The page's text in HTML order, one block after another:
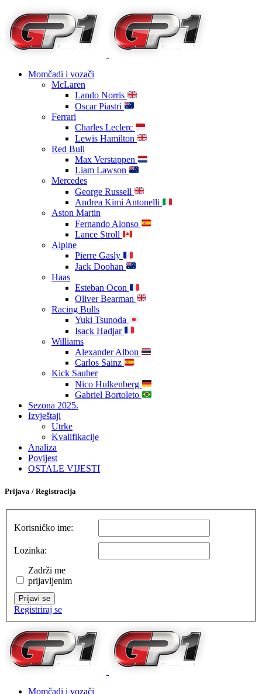
Momčadi i vozači
McLaren
Lando Norris
Oscar Piastri
Ferrari
Charles Leclerc
Lewis Hamilton
Red Bull
Max Verstappen
Liam Lawson
Mercedes
George Russell
Andrea Kimi Antonelli
Aston Martin
Fernando Alonso
Lance Stroll
Alpine
Pierre Gasly
Jack Doohan
Haas
Esteban Ocon
Oliver Bearman
Racing Bulls
Yuki Tsunoda
Isack Hadjar
Williams
Alexander Albon
Carlos Sainz
Kick Sauber
Nico Hulkenberg
Gabriel Bortoleto
Sezona 2025.
Izvještaji
Utrke
Kvalifikacije
Analiza
Povijest
OSTALE VIJESTI
Prijava / Registracija
Korisničko ime:
Lozinka:
Zadrži me
prijavljenim
Prijavi se
Registriraj se
Momčadi i vozači